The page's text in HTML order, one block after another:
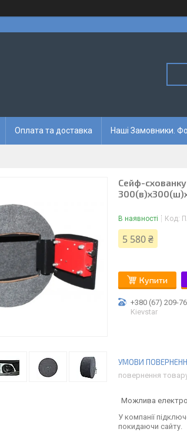
Оплата та доставка Наші Замовники.
Сейф-
В наявності Код:
5 580 ₴
Купити
+380 (67) 209-
Kievstar
повернення
У компанії
покидаючи сайту.